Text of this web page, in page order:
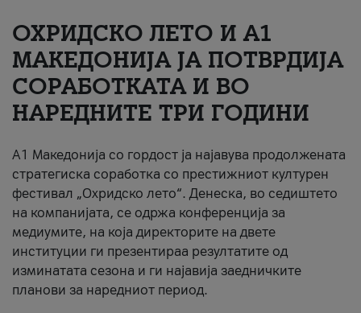
#ПодобарОнлајн
ОХРИДСКО ЛЕТО И A1
МАКЕДОНИЈА ЈА ПОТВРДИЈА
СОРАБОТКАТА И ВО
НАРЕДНИТЕ ТРИ ГОДИНИ
A1 Македонија со гордост ја најавува продолжената
стратегиска соработка со престижниот културен
фестивал „Охридско лето“. Денеска, во седиштето
на компанијата, се одржа конференција за
медиумите, на која директорите на двете
институции ги презентираа резултатите од
изминатата сезона и ги најавија заедничките
планови за наредниот период.